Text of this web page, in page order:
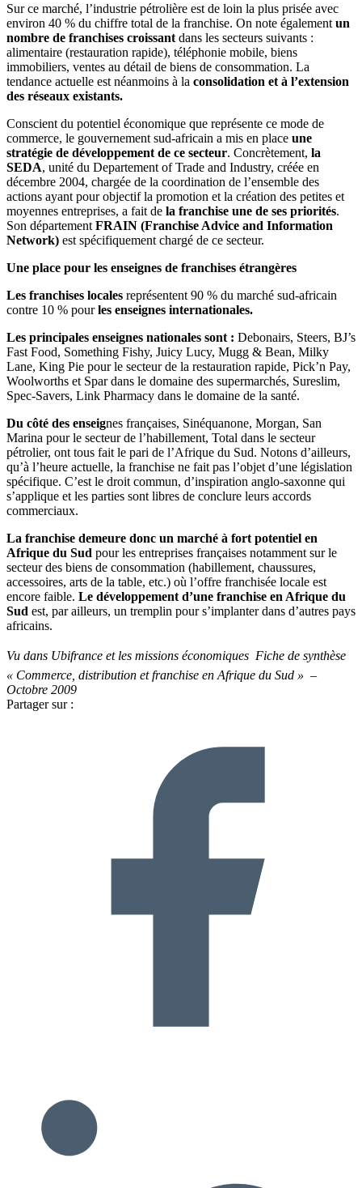
Sur ce marché, l’industrie pétrolière est de loin la plus prisée avec
environ 40 % du chiffre total de la franchise. On note également un
nombre de franchises croissant dans les secteurs suivants :
alimentaire (restauration rapide), téléphonie mobile, biens
immobiliers, ventes au détail de biens de consommation. La
tendance actuelle est néanmoins à la consolidation et à l’extension
des réseaux existants.
Conscient du potentiel économique que représente ce mode de
commerce, le gouvernement sud-africain a mis en place une
stratégie de développement de ce secteur. Concrètement, la
SEDA, unité du Departement of Trade and Industry, créée en
décembre 2004, chargée de la coordination de l’ensemble des
actions ayant pour objectif la promotion et la création des petites et
moyennes entreprises, a fait de la franchise une de ses priorités.
Son département FRAIN (Franchise Advice and Information
Network) est spécifiquement chargé de ce secteur.
Une place pour les enseignes de franchises étrangères
Les franchises locales représentent 90 % du marché sud-africain
contre 10 % pourles enseignes internationales.
Les principales enseignes nationales sont : Debonairs, Steers, BJ’s
Fast Food, Something Fishy, Juicy Lucy, Mugg & Bean, Milky
Lane, King Pie pour le secteur de la restauration rapide, Pick’n Pay,
Woolworths et Spar dans le domaine des supermarchés, Sureslim,
Spec-Savers, Link Pharmacy dans le domaine de la santé.
Du côté des enseignes françaises, Sinéquanone, Morgan, San
Marina pour le secteur de l’habillement, Total dans le secteur
pétrolier, ont tous fait le pari de l’Afrique du Sud. Notons d’ailleurs,
qu’à l’heure actuelle, la franchise ne fait pas l’objet d’une législation
spécifique. C’est le droit commun, d’inspiration anglo-saxonne qui
s’applique et les parties sont libres de conclure leurs accords
commerciaux.
La franchise demeure donc un marché à fort potentiel en
Afrique du Sud pour les entreprises françaises notamment sur le
secteur des biens de consommation (habillement, chaussures,
accessoires, arts de la table, etc.) où l’offre franchisée locale est
encore faible. Le développement d’une franchise en Afrique du
Sud est, par ailleurs, un tremplin pour s’implanter dans d’autres pays
africains.
Vu dans Ubifrance et les missions économiques  Fiche de synthèse
« Commerce, distribution et franchise en Afrique du Sud » –
Octobre 2009
Partager sur :